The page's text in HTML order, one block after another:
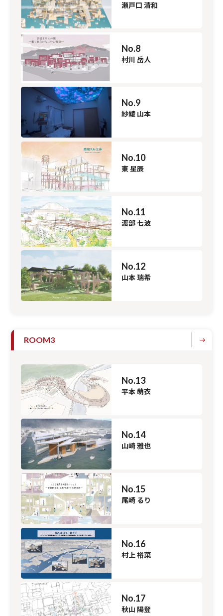
瀬戸口 清和
No.8
村川 岳人
No.9
紗綾 山本
No.10
東 星辰
No.11
渡部 七波
No.12
山本 瑞希
ROOM3
No.13
平本 萌衣
No.14
山崎 雅也
No.15
尾崎 るり
No.16
村上 裕菜
No.17
秋山 陽登